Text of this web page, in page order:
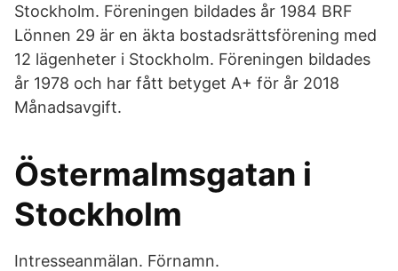
Stockholm. Föreningen bildades år 1984 BRF
Lönnen 29 är en äkta bostadsrättsförening med
12 lägenheter i Stockholm. Föreningen bildades
år 1978 och har fått betyget A+ för år 2018
Månadsavgift.
Östermalmsgatan i
Stockholm
Intresseanmälan. Förnamn.